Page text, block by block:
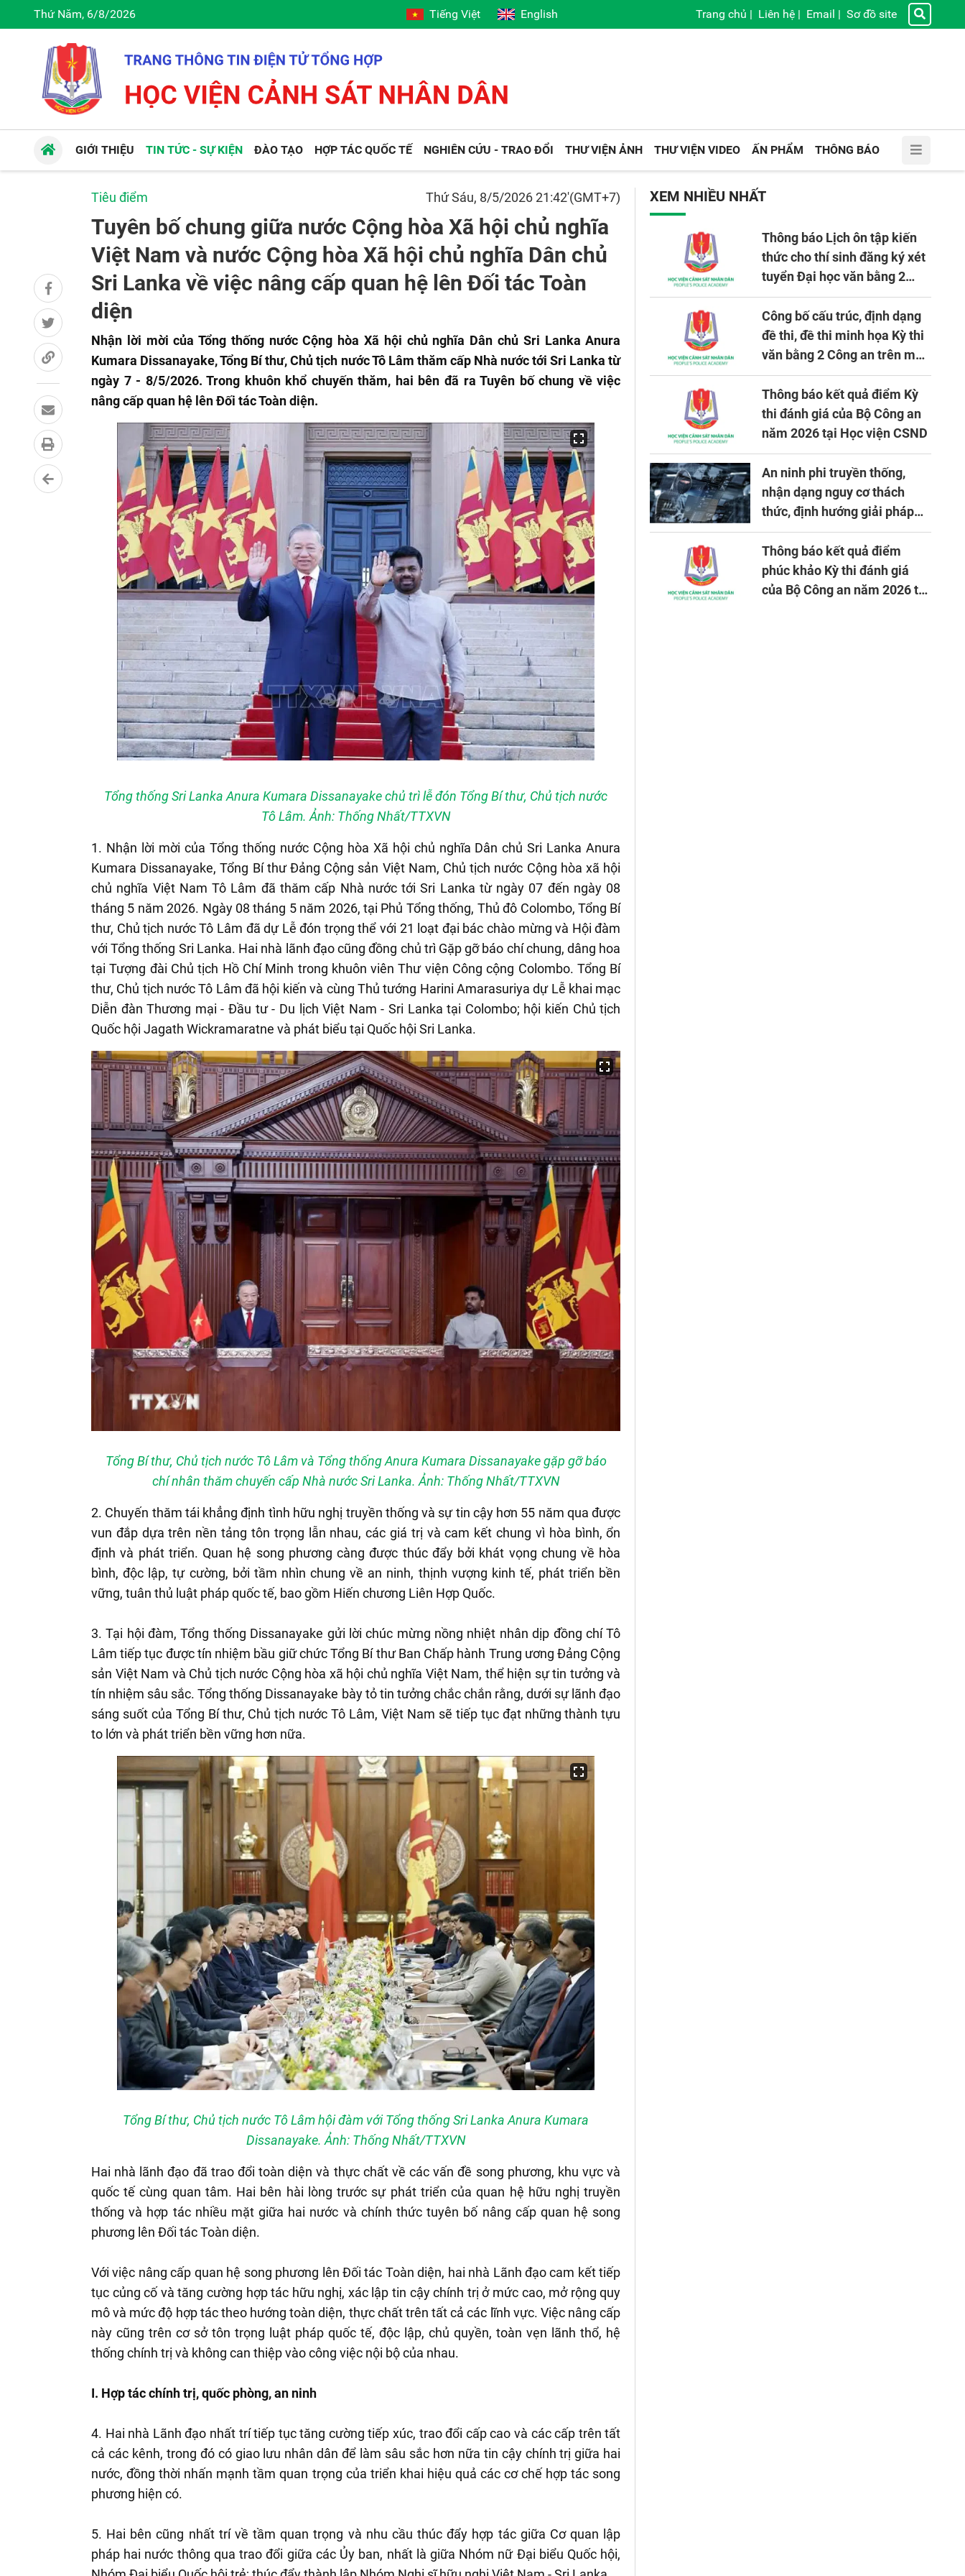
Thứ Năm, 6/8/2026 Tiếng Việt English Trang chủ | Liên hệ | Email | Sơ đồ site
GIỚI THIỆU TIN TỨC - SỰ KIỆN ĐÀO TẠO HỢP TÁC QUỐC TẾ NGHIÊN CỨU - TRAO ĐỔI THƯ VIỆN ẢNH THƯ VIỆN VIDEO ẤN PHẨM THÔNG BÁO
Tiêu điểm Thứ Sáu, 8/5/2026 21:42'(GMT+7)
Tuyên bố chung giữa nước Cộng hòa Xã hội chủ nghĩa
Việt Nam và nước Cộng hòa Xã hội chủ nghĩa Dân chủ
Sri Lanka về việc nâng cấp quan hệ lên Đối tác Toàn
diện
Nhận lời mời của Tổng thống nước Cộng hòa Xã hội chủ nghĩa Dân chủ Sri Lanka Anura
Kumara Dissanayake, Tổng Bí thư, Chủ tịch nước Tô Lâm thăm cấp Nhà nước tới Sri Lanka từ
ngày 7 - 8/5/2026. Trong khuôn khổ chuyến thăm, hai bên đã ra Tuyên bố chung về việc
nâng cấp quan hệ lên Đối tác Toàn diện.
Tổng thống Sri Lanka Anura Kumara Dissanayake chủ trì lễ đón Tổng Bí thư, Chủ tịch nước
Tô Lâm. Ảnh: Thống Nhất/TTXVN
1. Nhận lời mời của Tổng thống nước Cộng hòa Xã hội chủ nghĩa Dân chủ Sri Lanka Anura
Kumara Dissanayake, Tổng Bí thư Đảng Cộng sản Việt Nam, Chủ tịch nước Cộng hòa xã hội
chủ nghĩa Việt Nam Tô Lâm đã thăm cấp Nhà nước tới Sri Lanka từ ngày 07 đến ngày 08
tháng 5 năm 2026. Ngày 08 tháng 5 năm 2026, tại Phủ Tổng thống, Thủ đô Colombo, Tổng Bí
thư, Chủ tịch nước Tô Lâm đã dự Lễ đón trọng thể với 21 loạt đại bác chào mừng và Hội đàm
với Tổng thống Sri Lanka. Hai nhà lãnh đạo cũng đồng chủ trì Gặp gỡ báo chí chung, dâng hoa
tại Tượng đài Chủ tịch Hồ Chí Minh trong khuôn viên Thư viện Công cộng Colombo. Tổng Bí
thư, Chủ tịch nước Tô Lâm đã hội kiến và cùng Thủ tướng Harini Amarasuriya dự Lễ khai mạc
Diễn đàn Thương mại - Đầu tư - Du lịch Việt Nam - Sri Lanka tại Colombo; hội kiến Chủ tịch
Quốc hội Jagath Wickramaratne và phát biểu tại Quốc hội Sri Lanka.
Tổng Bí thư, Chủ tịch nước Tô Lâm và Tổng thống Anura Kumara Dissanayake gặp gỡ báo
chí nhân thăm chuyến cấp Nhà nước Sri Lanka. Ảnh: Thống Nhất/TTXVN
2. Chuyến thăm tái khẳng định tình hữu nghị truyền thống và sự tin cậy hơn 55 năm qua được
vun đắp dựa trên nền tảng tôn trọng lẫn nhau, các giá trị và cam kết chung vì hòa bình, ổn
định và phát triển. Quan hệ song phương càng được thúc đẩy bởi khát vọng chung về hòa
bình, độc lập, tự cường, bởi tầm nhìn chung về an ninh, thịnh vượng kinh tế, phát triển bền
vững, tuân thủ luật pháp quốc tế, bao gồm Hiến chương Liên Hợp Quốc.
3. Tại hội đàm, Tổng thống Dissanayake gửi lời chúc mừng nồng nhiệt nhân dịp đồng chí Tô
Lâm tiếp tục được tín nhiệm bầu giữ chức Tổng Bí thư Ban Chấp hành Trung ương Đảng Cộng
sản Việt Nam và Chủ tịch nước Cộng hòa xã hội chủ nghĩa Việt Nam, thể hiện sự tin tưởng và
tín nhiệm sâu sắc. Tổng thống Dissanayake bày tỏ tin tưởng chắc chắn rằng, dưới sự lãnh đạo
sáng suốt của Tổng Bí thư, Chủ tịch nước Tô Lâm, Việt Nam sẽ tiếp tục đạt những thành tựu
to lớn và phát triển bền vững hơn nữa.
Tổng Bí thư, Chủ tịch nước Tô Lâm hội đàm với Tổng thống Sri Lanka Anura Kumara
Dissanayake. Ảnh: Thống Nhất/TTXVN
Hai nhà lãnh đạo đã trao đổi toàn diện và thực chất về các vấn đề song phương, khu vực và
quốc tế cùng quan tâm. Hai bên hài lòng trước sự phát triển của quan hệ hữu nghị truyền
thống và hợp tác nhiều mặt giữa hai nước và chính thức tuyên bố nâng cấp quan hệ song
phương lên Đối tác Toàn diện.
Với việc nâng cấp quan hệ song phương lên Đối tác Toàn diện, hai nhà Lãnh đạo cam kết tiếp
tục củng cố và tăng cường hợp tác hữu nghị, xác lập tin cậy chính trị ở mức cao, mở rộng quy
mô và mức độ hợp tác theo hướng toàn diện, thực chất trên tất cả các lĩnh vực. Việc nâng cấp
này cũng trên cơ sở tôn trọng luật pháp quốc tế, độc lập, chủ quyền, toàn vẹn lãnh thổ, hệ
thống chính trị và không can thiệp vào công việc nội bộ của nhau.
I. Hợp tác chính trị, quốc phòng, an ninh
4. Hai nhà Lãnh đạo nhất trí tiếp tục tăng cường tiếp xúc, trao đổi cấp cao và các cấp trên tất
cả các kênh, trong đó có giao lưu nhân dân để làm sâu sắc hơn nữa tin cậy chính trị giữa hai
nước, đồng thời nhấn mạnh tầm quan trọng của triển khai hiệu quả các cơ chế hợp tác song
phương hiện có.
5. Hai bên cũng nhất trí về tầm quan trọng và nhu cầu thúc đẩy hợp tác giữa Cơ quan lập
pháp hai nước thông qua trao đổi giữa các Ủy ban, nhất là giữa Nhóm nữ Đại biểu Quốc hội,
XEM NHIỀU NHẤT
Thông báo Lịch ôn tập kiến
thức cho thí sinh đăng ký xét
tuyển Đại học văn bằng 2
tuyển mới, mở tại Học viện
CSND năm học 2026 - 2027
Công bố cấu trúc, định dạng
đề thi, đề thi minh họa Kỳ thi
văn bằng 2 Công an trên máy
tính
Thông báo kết quả điểm Kỳ
thi đánh giá của Bộ Công an
năm 2026 tại Học viện CSND
An ninh phi truyền thống,
nhận dạng nguy cơ thách
thức, định hướng giải pháp
đảm bảo an ninh quốc gia
trong tình hình hiện nay
Thông báo kết quả điểm
phúc khảo Kỳ thi đánh giá
của Bộ Công an năm 2026 tại